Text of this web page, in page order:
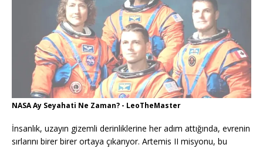
NASA Ay Seyahati Ne Zaman? - LeoTheMaster
İnsanlık, uzayın gizemli derinliklerine her adım attığında, evrenin
sırlarını birer birer ortaya çıkarıyor. Artemis II misyonu, bu